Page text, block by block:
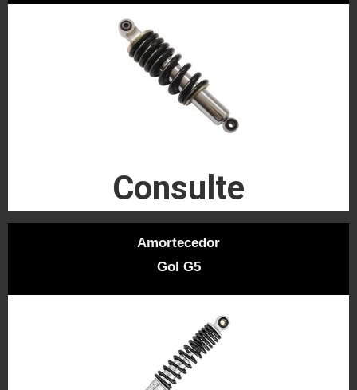
Consulte
Amortecedor
Gol G5